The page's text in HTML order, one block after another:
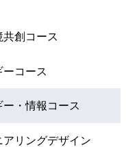
コース
学技術コース
学技術コース
学技術コース
卓越コース
コース
ース
科学技術コース
報卓越コース
ース
・情報コース
学技術コース
報卓越コース
科学技術コース
報卓越コース
リングデザイン
共創コース
ーコース
ー・情報コース
アリングデザイン